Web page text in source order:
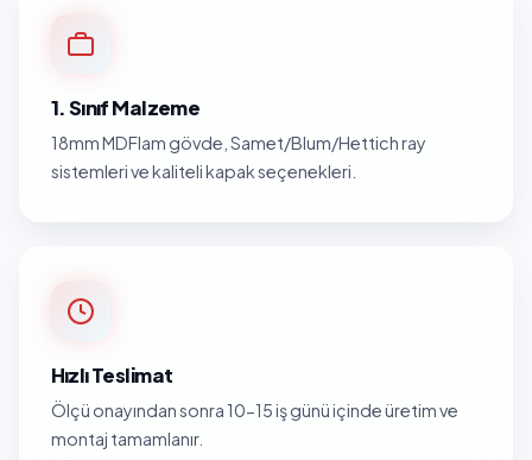
1. Sınıf Malzeme
18mm MDFlam gövde, Samet/Blum/Hettich ray
sistemleri ve kaliteli kapak seçenekleri.
Hızlı Teslimat
Ölçü onayından sonra 10-15 iş günü içinde üretim ve
montaj tamamlanır.